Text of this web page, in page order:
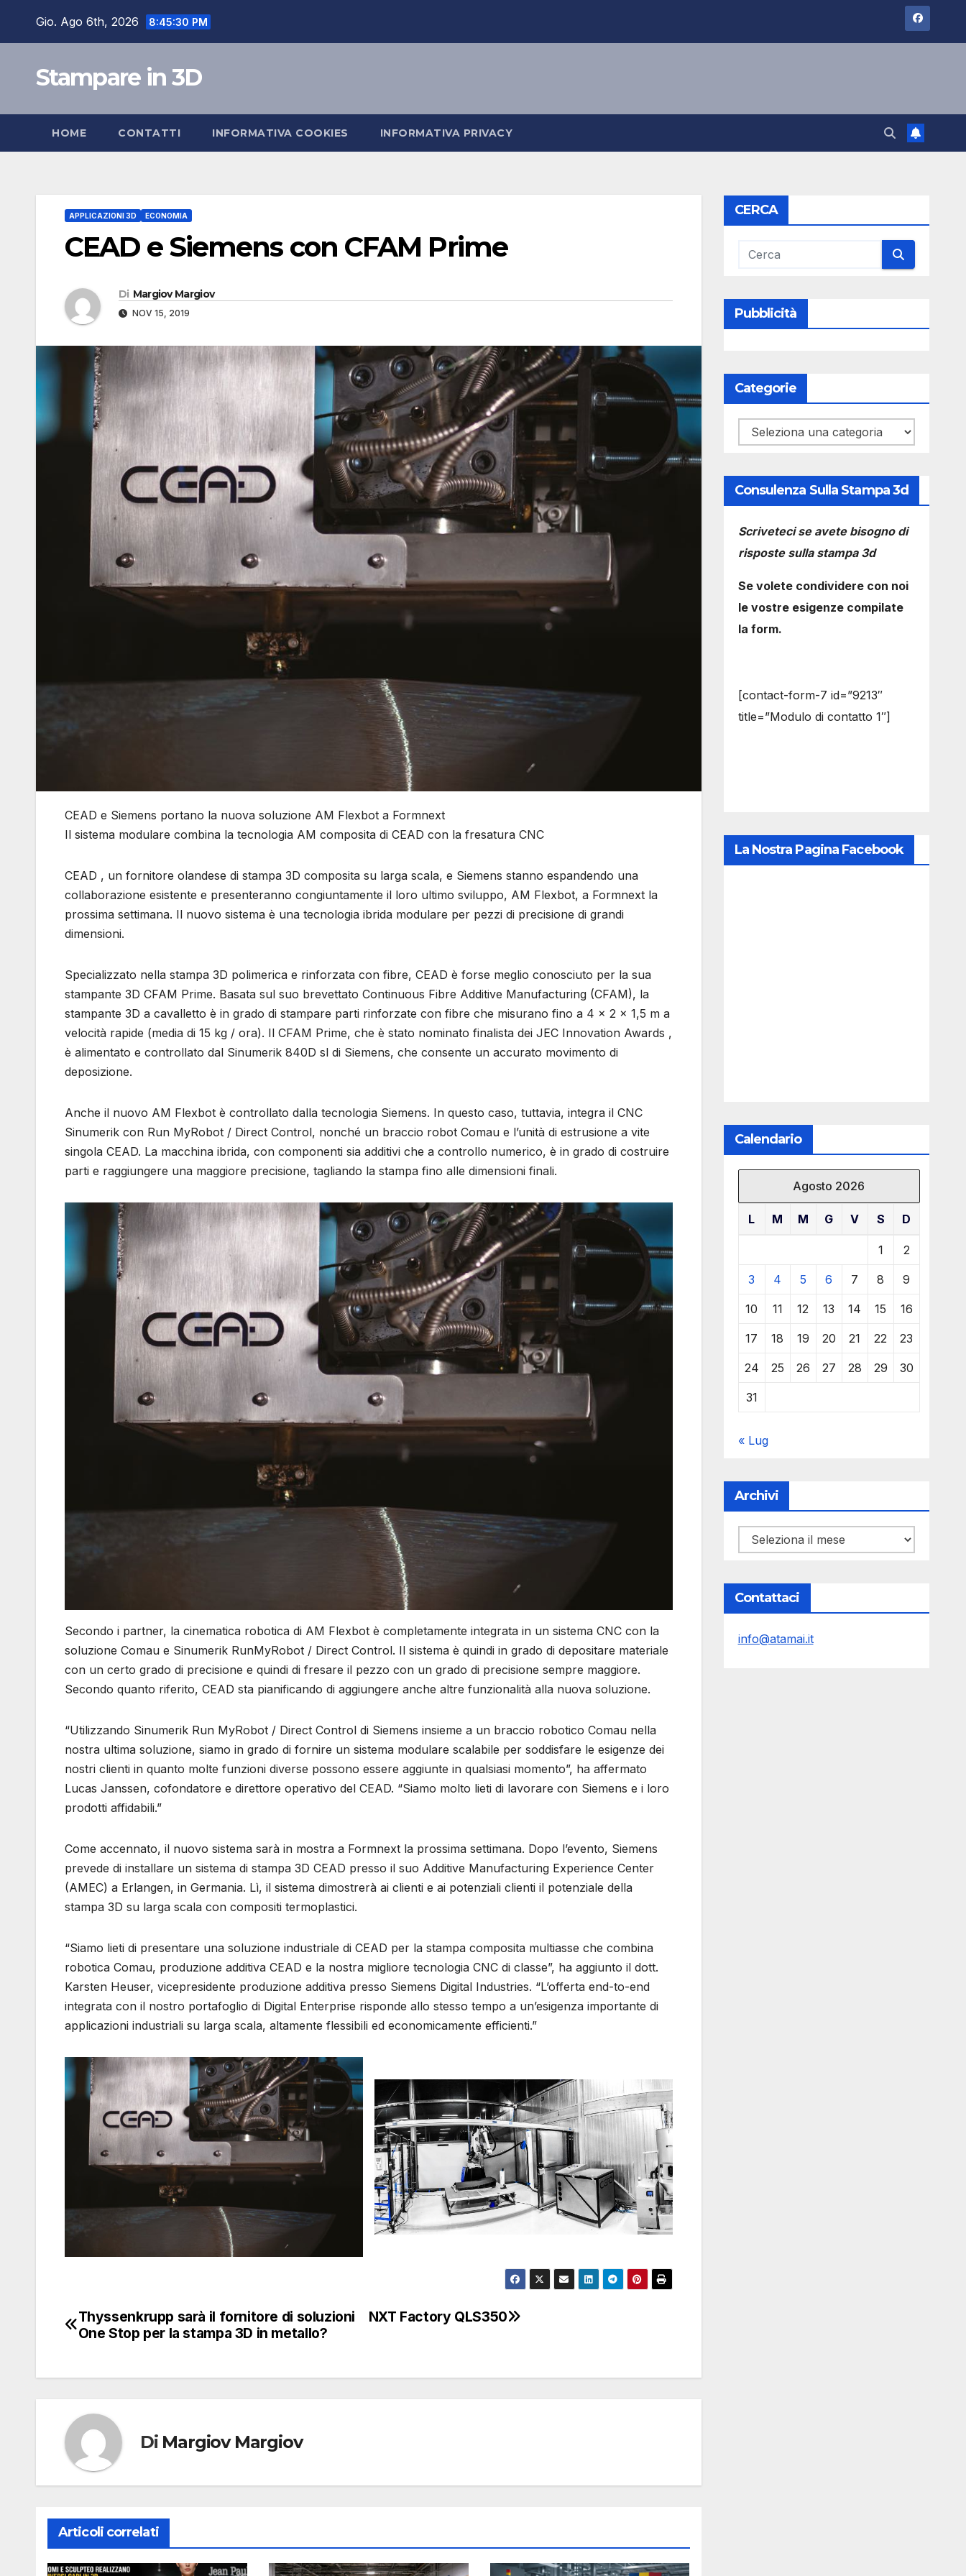
Gio. Ago 6th, 2026 8:45:31 PM
Stampare in 3D
HOME CONTATTI INFORMATIVA COOKIES INFORMATIVA PRIVACY
APPLICAZIONI 3D ECONOMIA
CEAD e Siemens con CFAM Prime
Di Margiov Margiov
NOV 15, 2019
CEAD e Siemens portano la nuova soluzione AM Flexbot a Formnext
Il sistema modulare combina la tecnologia AM composita di CEAD con la fresatura CNC
CEAD , un fornitore olandese di stampa 3D composita su larga scala, e Siemens stanno espandendo una
collaborazione esistente e presenteranno congiuntamente il loro ultimo sviluppo, AM Flexbot, a Formnext la
prossima settimana. Il nuovo sistema è una tecnologia ibrida modulare per pezzi di precisione di grandi
dimensioni.
Specializzato nella stampa 3D polimerica e rinforzata con fibre, CEAD è forse meglio conosciuto per la sua
stampante 3D CFAM Prime. Basata sul suo brevettato Continuous Fibre Additive Manufacturing (CFAM), la
stampante 3D a cavalletto è in grado di stampare parti rinforzate con fibre che misurano fino a 4 x 2 x 1,5 m a
velocità rapide (media di 15 kg / ora). Il CFAM Prime, che è stato nominato finalista dei JEC Innovation Awards ,
è alimentato e controllato dal Sinumerik 840D sl di Siemens, che consente un accurato movimento di
deposizione.
Anche il nuovo AM Flexbot è controllato dalla tecnologia Siemens. In questo caso, tuttavia, integra il CNC
Sinumerik con Run MyRobot / Direct Control, nonché un braccio robot Comau e l’unità di estrusione a vite
singola CEAD. La macchina ibrida, con componenti sia additivi che a controllo numerico, è in grado di costruire
parti e raggiungere una maggiore precisione, tagliando la stampa fino alle dimensioni finali.
Secondo i partner, la cinematica robotica di AM Flexbot è completamente integrata in un sistema CNC con la
soluzione Comau e Sinumerik RunMyRobot / Direct Control. Il sistema è quindi in grado di depositare materiale
con un certo grado di precisione e quindi di fresare il pezzo con un grado di precisione sempre maggiore.
Secondo quanto riferito, CEAD sta pianificando di aggiungere anche altre funzionalità alla nuova soluzione.
“Utilizzando Sinumerik Run MyRobot / Direct Control di Siemens insieme a un braccio robotico Comau nella
nostra ultima soluzione, siamo in grado di fornire un sistema modulare scalabile per soddisfare le esigenze dei
nostri clienti in quanto molte funzioni diverse possono essere aggiunte in qualsiasi momento”, ha affermato
Lucas Janssen, cofondatore e direttore operativo del CEAD. “Siamo molto lieti di lavorare con Siemens e i loro
prodotti affidabili.”
Come accennato, il nuovo sistema sarà in mostra a Formnext la prossima settimana. Dopo l’evento, Siemens
prevede di installare un sistema di stampa 3D CEAD presso il suo Additive Manufacturing Experience Center
(AMEC) a Erlangen, in Germania. Lì, il sistema dimostrerà ai clienti e ai potenziali clienti il ​​potenziale della
stampa 3D su larga scala con compositi termoplastici.
“Siamo lieti di presentare una soluzione industriale di CEAD per la stampa composita multiasse che combina
robotica Comau, produzione additiva CEAD e la nostra migliore tecnologia CNC di classe”, ha aggiunto il dott.
Karsten Heuser, vicepresidente produzione additiva presso Siemens Digital Industries. “L’offerta end-to-end
integrata con il nostro portafoglio di Digital Enterprise risponde allo stesso tempo a un’esigenza importante di
applicazioni industriali su larga scala, altamente flessibili ed economicamente efficienti.”
Navigazione
NXT Factory QLS350
Thyssenkrupp sarà il fornitore di soluzioni
One Stop per la stampa 3D in metallo?
Di Margiov Margiov
Articoli correlati
CERCA
Pubblicità
Categorie
Categorie
Consulenza Sulla Stampa 3d
Scriveteci se avete bisogno di
risposte sulla stampa 3d
Se volete condividere con noi
le vostre esigenze compilate
la form.
[contact-form-7 id=”9213″
title=”Modulo di contatto 1″]
La Nostra Pagina Facebook
Calendario
Agosto 2026
L M M G V S D
1 2
3 4 5 6 7 8 9
10 11 12 13 14 15 16
17 18 19 20 21 22 23
24 25 26 27 28 29 30
31
« Lug
Archivi
Archivi
Contattaci
info@atamai.it